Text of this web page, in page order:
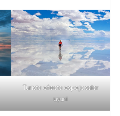
Turista efecto espejo salar
uyuni